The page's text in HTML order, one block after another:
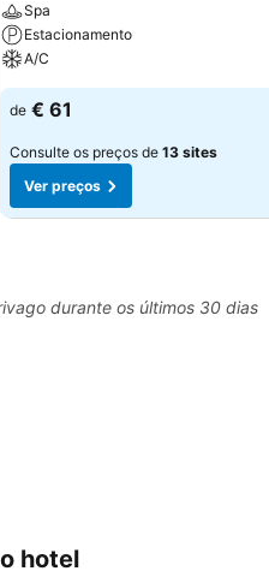
Spa
Estacionamento
A/C
de € 61
Consulte os preços de 13 sites
Ver preços
durante os últimos 30 dias
hotel